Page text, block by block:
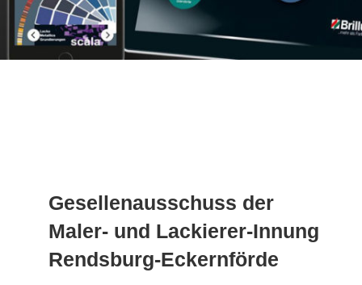
Gesellenausschuss der
Maler- und Lackierer-Innung
Rendsburg-Eckernförde